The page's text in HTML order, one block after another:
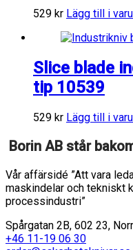
529 kr Lägg till i
Slice blade
tip 10539
529 kr Lägg till i
Borin AB står
Vår affärsidé ”Att vara
maskindelar och tekniskt
processindustri”
Spårgatan 2B, 602 23,
+46 11-19 06 30